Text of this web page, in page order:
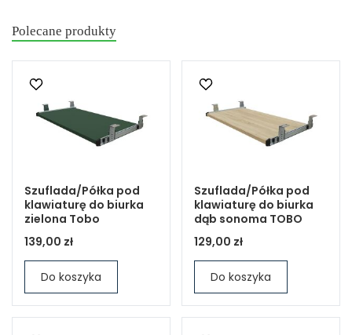
Polecane produkty
Szuflada/Półka pod
klawiaturę do biurka
zielona Tobo
139,00 zł
Do koszyka
Szuflada/Półka pod
klawiaturę do biurka
dąb sonoma TOBO
129,00 zł
Do koszyka